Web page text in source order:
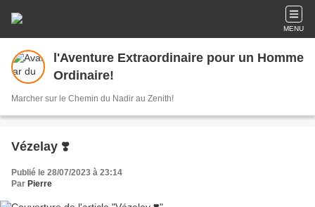
MENU
l'Aventure Extraordinaire pour un Homme
Ordinaire!
Marcher sur le Chemin du Nadir au Zenith!
Vézelay ❣️
Publié le 28/07/2023 à 23:14
Par Pierre